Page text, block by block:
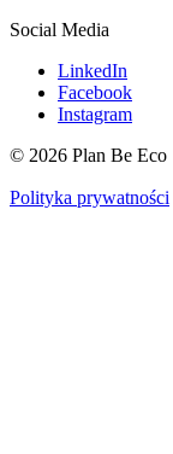
Social Media
LinkedIn
Facebook
Instagram
© 2026 Plan Be Eco
Polityka prywatności